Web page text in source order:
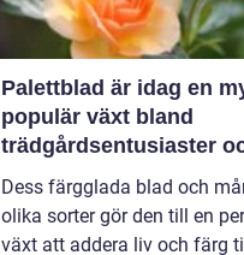
Palettblad är idag en
populär växt bland
trädgårdsentusiaster
inom inredning
Dess färgglada blad och
olika sorter gör den till en
växt att addera liv och färg